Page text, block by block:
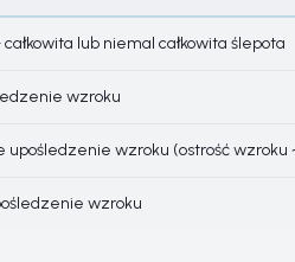
lub niemal całkowita ślepota
wzroku
upośledzenie wzroku (ostrość wzroku
wzroku